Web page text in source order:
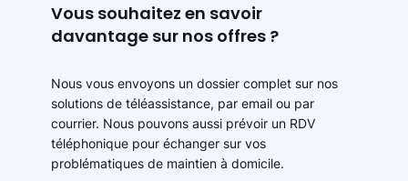
Vous souhaitez en savoir
davantage sur nos offres ?
Nous vous envoyons un dossier complet sur nos
solutions de téléassistance, par email ou par
courrier. Nous pouvons aussi prévoir un RDV
téléphonique pour échanger sur vos
problématiques de maintien à domicile.